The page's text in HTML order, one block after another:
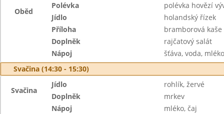
Oběd
Polévka
polévka hovězí
Jídlo
holandský řízek
Příloha
bramborová kaše
Doplněk
rajčatový salát
Nápoj
šťáva, voda, mléko
Svačina (14:30 - 15:30)
Svačina
Jídlo
rohlík, žervé
Doplněk
mrkev
Nápoj
mléko, čaj